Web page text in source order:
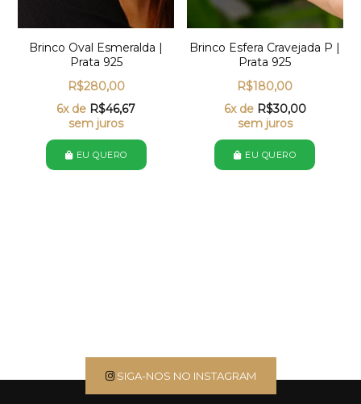
Brinco Oval Esmeralda |
Prata 925
R$280,00
6x de R$46,67
sem juros
EU QUERO
Brinco Esfera Cravejada P |
Prata 925
R$180,00
6x de R$30,00
sem juros
EU QUERO
SIGA-NOS NO INSTAGRAM